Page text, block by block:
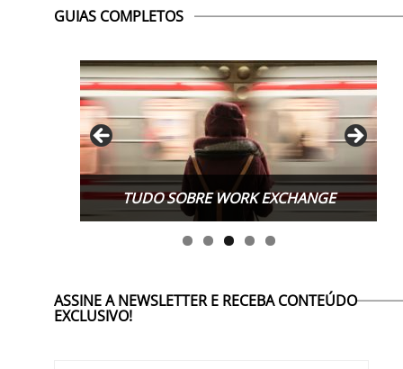
GUIAS COMPLETOS
TUDO SOBRE WORK EXCHANGE
ASSINE A NEWSLETTER E RECEBA CONTEÚDO
EXCLUSIVO!